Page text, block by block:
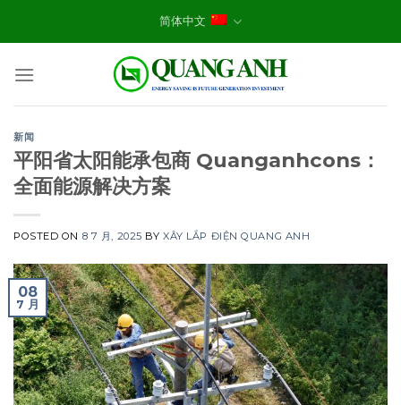
简体中文
新闻
平阳省太阳能承包商 Quanganhcons：
全面能源解决方案
POSTED ON 8 7 月, 2025 BYXÂY LẮP ĐIỆN QUANG ANH
08
7 月